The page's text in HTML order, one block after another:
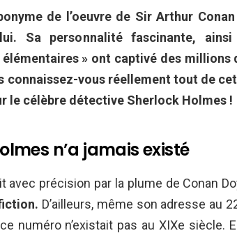
de l’oeuvre de Sir Arthur
Sa personnalité fascinante,
élémentaires » ont captivé des millions
connaissez-vous réellement tout de
le célèbre détective Sherlock Holmes !
n’a jamais existé
avec précision par la plume de Conan
D’ailleurs, même son adresse au
numéro n’existait pas au XIXe siècle.